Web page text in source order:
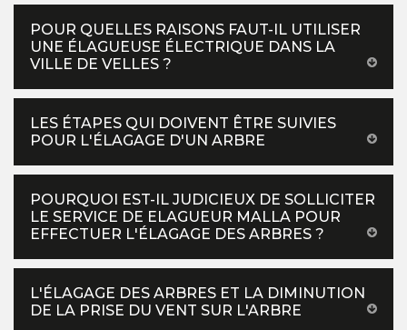
POUR QUELLES RAISONS FAUT-IL UTILISER
UNE ÉLAGUEUSE ÉLECTRIQUE DANS LA
VILLE DE VELLES ?
LES ÉTAPES QUI DOIVENT ÊTRE SUIVIES
POUR L'ÉLAGAGE D'UN ARBRE
POURQUOI EST-IL JUDICIEUX DE SOLLICITER
LE SERVICE DE ELAGUEUR MALLA POUR
EFFECTUER L'ÉLAGAGE DES ARBRES ?
L'ÉLAGAGE DES ARBRES ET LA DIMINUTION
DE LA PRISE DU VENT SUR L'ARBRE